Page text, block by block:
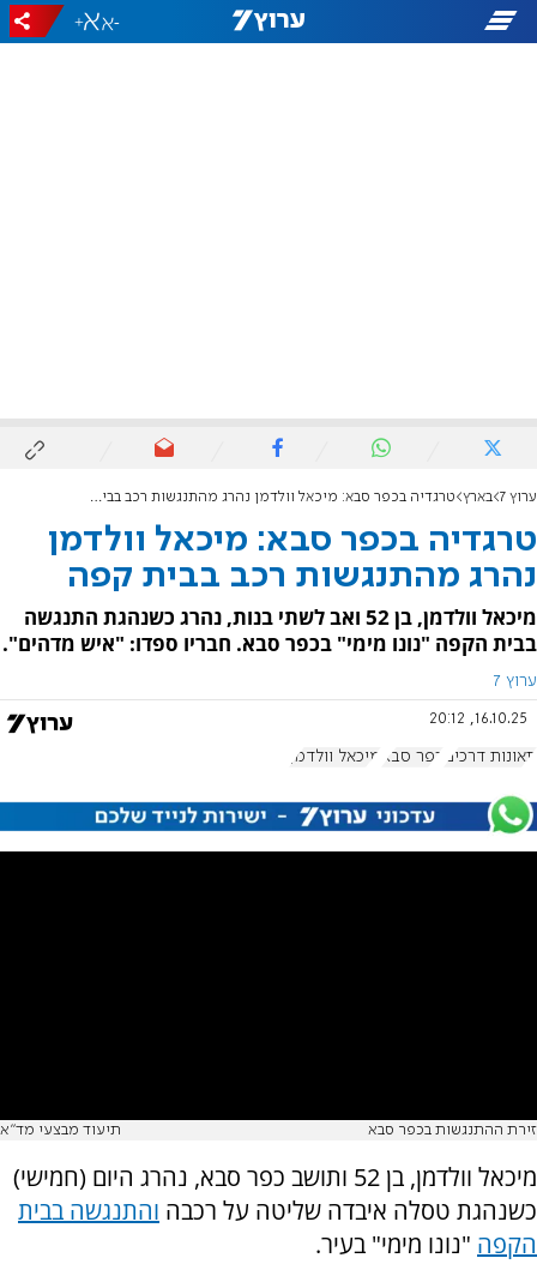
-
+
ערוץ 7 בארץ טרגדיה בכפר סבא: מיכאל וולדמן נהרג מהתנגשות רכב בבית קפה
טרגדיה בכפר סבא: מיכאל וולדמן
נהרג מהתנגשות רכב בבית קפה
מיכאל וולדמן, בן 52 ואב לשתי בנות, נהרג כשנהגת התנגשה
בבית הקפה "נונו מימי" בכפר סבא. חבריו ספדו: "איש מדהים".
ערוץ 7
16.10.25, 20:12
תאונות דרכים כפר סבא מיכאל וולדמן
זירת ההתנגשות בכפר סבא תיעוד מבצעי מד"א
מיכאל וולדמן, בן 52 ותושב כפר סבא, נהרג היום (חמישי)
כשנהגת טסלה איבדה שליטה על רכבה והתנגשה בבית
הקפה "נונו מימי" בעיר.